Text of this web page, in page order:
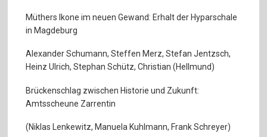
Müthers Ikone im neuen Gewand: Erhalt der Hyparschale
in Magdeburg
Alexander Schumann, Steffen Merz, Stefan Jentzsch,
Heinz Ulrich, Stephan Schütz, Christian (Hellmund)
Brückenschlag zwischen Historie und Zukunft:
Amtsscheune Zarrentin
(Niklas Lenkewitz, Manuela Kuhlmann, Frank Schreyer)